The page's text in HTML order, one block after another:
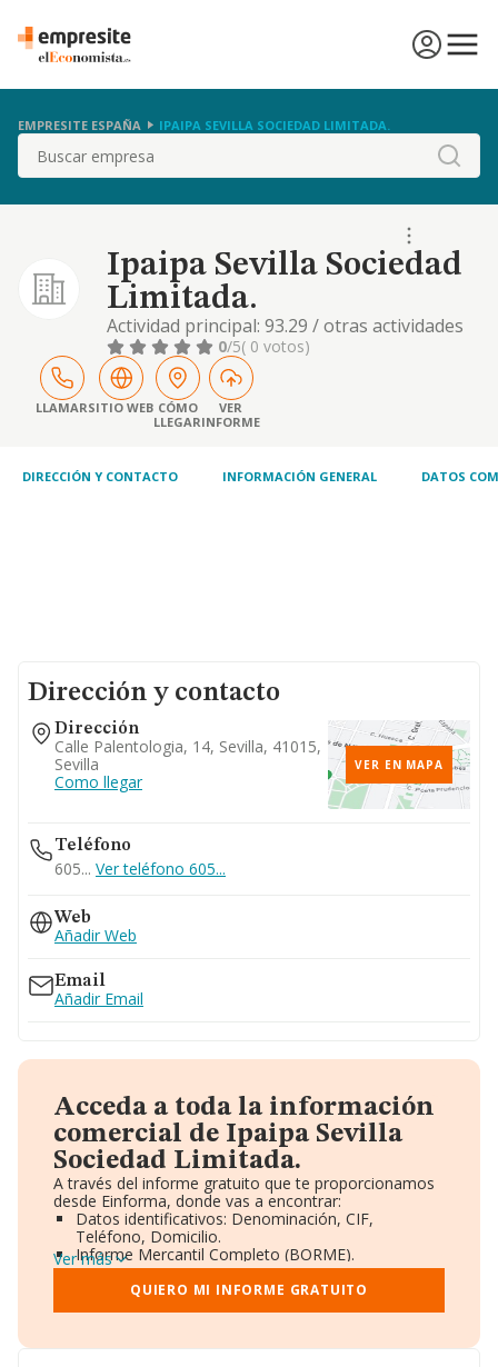
EMPRESITE ESPAÑA IPAIPA SEVILLA SOCIEDAD LIMITADA.
Buscar
Ipaipa Sevilla Sociedad
Limitada.
Actividad principal: 93.29 / otras actividades
recreativas y de entretenimiento. otras
actividades: 56.10 / restaurantes y puestos
de comidas, 85.59 / otra educación, 56.21 /
provisión de comidas preparadas para
eventos, 90.01 / artes escénicas, 56.29 /
0/5( 0 votos)
LLAMARSITIO WEB CÓMO
LLEGAR
VER
INFORME
DIRECCIÓN Y CONTACTO INFORMACIÓN GENERAL DATOS
Dirección y contacto
Dirección
Calle Palentologia, 14, Sevilla, 41015,
Sevilla
Como llegar
VER EN MAPA
Teléfono
605... Ver teléfono 605...
Web
Añadir Web
Email
Añadir Email
Acceda a toda la información
comercial de Ipaipa Sevilla
Sociedad Limitada.
A través del informe gratuito que te proporcionamos
desde Einforma, donde vas a encontrar:
Datos identificativos: Denominación, CIF,
Teléfono, Domicilio.
Informe Mercantil Completo (BORME).
Gráficos de Evolución Ventas y Empleados.
Consejo de Administración y Administradores.
Directivos y Ejecutivos.
Ver más
QUIERO MI INFORME GRATUITO